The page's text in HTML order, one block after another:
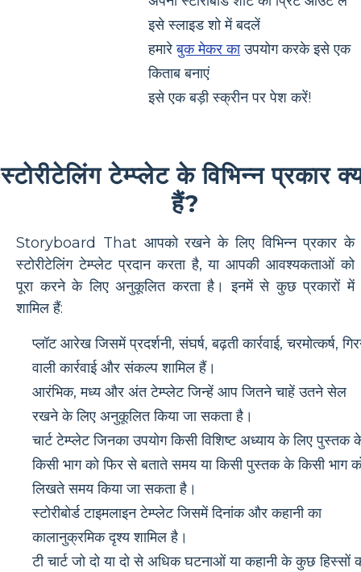
इसे स्लाइड शो में बदलें
हमारेबुक मेकर काउपयोग करके इसे एक
किताब बनाएं
इसे एक बड़ी स्क्रीन पर पेश करें!
स्टोरीटेलिंग टेम्प्लेट के विभिन्न प्रकार
हैं?
Storyboard That आपको रखने के लिए विभिन्न प्रकार के
स्टोरीटेलिंग टेम्प्लेट प्रदान करता है, या आपकी आवश्यकताओं को
पूरा करने के लिए अनुकूलित करता है। इनमें से कुछ प्रकारों में
शामिल हैं:
प्लॉट आरेख जिसमें प्रदर्शनी, संघर्ष, बढ़ती कार्रवाई, चरमोत्कर्ष,
वाली कार्रवाई और संकल्प शामिल हैं।
आरंभिक, मध्य और अंत टेम्प्लेट जिन्हें आप जितने चाहें उतने सेल
रखने के लिए अनुकूलित किया जा सकता है।
चार्ट टेम्प्लेट जिनका उपयोग किसी विशिष्ट अध्याय के लिए पुस्तक
किसी भाग को फिर से बताते समय या किसी पुस्तक के किसी भाग
लिखते समय किया जा सकता है।
स्टोरीबोर्ड टाइमलाइन टेम्प्लेट जिसमें दिनांक और कहानी का
कालानुक्रमिक दृश्य शामिल है।
टी चार्ट जो दो या दो से अधिक घटनाओं या कहानी के कुछ हिस्सों